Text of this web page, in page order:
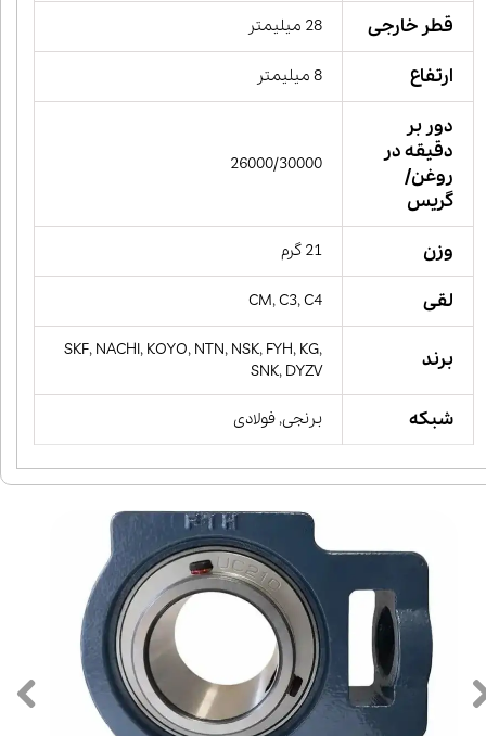
قطر خارجی 28 میلیمتر
ارتفاع 8 میلیمتر
دور بر
دقیقه در
روغن/
گریس
26000/30000
وزن 21 گرم
لقی CM, C3, C4
برند
SKF, NACHI, KOYO, NTN, NSK, FYH, KG,
SNK, DYZV
شبکه برنجی, فولادی